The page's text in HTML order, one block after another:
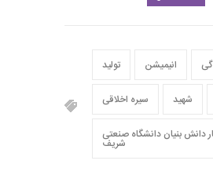
تولید انیمیشن
سیره اخلاقی شهید
دانش بنیان دانشگاه صنعتی
شریف